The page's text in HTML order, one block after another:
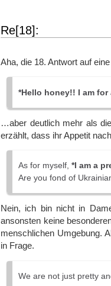
Re[18]:
Aha, die 18. Antwort auf
*Hello honey!! I am for
…aber deutlich mehr als
erzählt, dass ihr Appetit
As for myself, *I am a
Are you fond of
Nein, ich bin nicht in
ansonsten keine
menschlichen Umgebung.
in Frage.
We are not just pretty